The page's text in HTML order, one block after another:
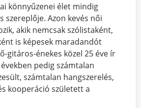
könnyűzenei élet mindig
szereplője. Azon kevés női
akik nemcsak szólistaként,
is képesek maradandót
gitáros-énekes közel 25 éve ír
pedig számtalan
számtalan hangszerelés,
kooperáció született a